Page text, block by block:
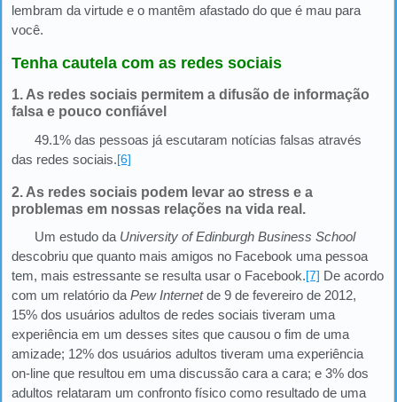
lembram da virtude e o mantêm afastado do que é mau para
você.
Tenha cautela com as redes sociais
1. As redes sociais permitem a difusão de informação
falsa e pouco confiável
49.1% das pessoas já escutaram notícias falsas através
das redes sociais.[6]
2. As redes sociais podem levar ao stress e a
problemas em nossas relações na vida real.
Um estudo da University of Edinburgh Business School
descobriu que quanto mais amigos no Facebook uma pessoa
tem, mais estressante se resulta usar o Facebook.[7] De acordo
com um relatório da Pew Internetde 9 de fevereiro de 2012,
15% dos usuários adultos de redes sociais tiveram uma
experiência em um desses sites que causou o fim de uma
amizade; 12% dos usuários adultos tiveram uma experiência
on-line que resultou em uma discussão cara a cara; e 3% dos
adultos relataram um confronto físico como resultado de uma